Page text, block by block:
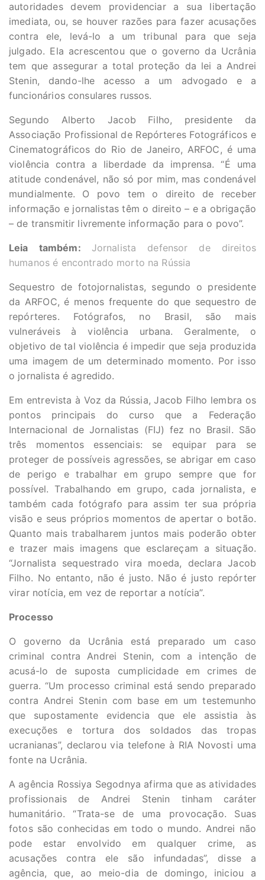
autoridades devem providenciar a sua libertação
imediata, ou, se houver razões para fazer acusações
contra ele, levá-lo a um tribunal para que seja
julgado. Ela acrescentou que o governo da Ucrânia
tem que assegurar a total proteção da lei a Andrei
Stenin, dando-lhe acesso a um advogado e a
funcionários consulares russos.
Segundo Alberto Jacob Filho, presidente da
Associação Profissional de Repórteres Fotográficos e
Cinematográficos do Rio de Janeiro, ARFOC, é uma
violência contra a liberdade da imprensa. “É uma
atitude condenável, não só por mim, mas condenável
mundialmente. O povo tem o direito de receber
informação e jornalistas têm o direito – e a obrigação
– de transmitir livremente informação para o povo”.
Leia também: Jornalista defensor de direitos
humanos é encontrado morto na Rússia
Sequestro de fotojornalistas, segundo o presidente
da ARFOC, é menos frequente do que sequestro de
repórteres. Fotógrafos, no Brasil, são mais
vulneráveis à violência urbana. Geralmente, o
objetivo de tal violência é impedir que seja produzida
uma imagem de um determinado momento. Por isso
o jornalista é agredido.
Em entrevista à Voz da Rússia, Jacob Filho lembra os
pontos principais do curso que a Federação
Internacional de Jornalistas (FIJ) fez no Brasil. São
três momentos essenciais: se equipar para se
proteger de possíveis agressões, se abrigar em caso
de perigo e trabalhar em grupo sempre que for
possível. Trabalhando em grupo, cada jornalista, e
também cada fotógrafo para assim ter sua própria
visão e seus próprios momentos de apertar o botão.
Quanto mais trabalharem juntos mais poderão obter
e trazer mais imagens que esclareçam a situação.
“Jornalista sequestrado vira moeda, declara Jacob
Filho. No entanto, não é justo. Não é justo repórter
virar notícia, em vez de reportar a notícia”.
Processo
O governo da Ucrânia está preparado um caso
criminal contra Andrei Stenin, com a intenção de
acusá-lo de suposta cumplicidade em crimes de
guerra. “Um processo criminal está sendo preparado
contra Andrei Stenin com base em um testemunho
que supostamente evidencia que ele assistia às
execuções e tortura dos soldados das tropas
ucranianas”, declarou via telefone à RIA Novosti uma
fonte na Ucrânia.
A agência Rossiya Segodnya afirma que as atividades
profissionais de Andrei Stenin tinham caráter
humanitário. “Trata-se de uma provocação. Suas
fotos são conhecidas em todo o mundo. Andrei não
pode estar envolvido em qualquer crime, as
acusações contra ele são infundadas”, disse a
agência, que, ao meio-dia de domingo, iniciou a